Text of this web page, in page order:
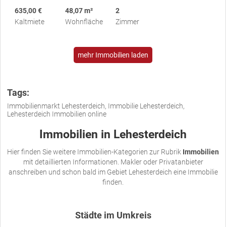
635,00 €
Kaltmiete
48,07 m²
Wohnfläche
2
Zimmer
mehr Immobilien laden
Tags:
Immobilienmarkt Lehesterdeich, Immobilie Lehesterdeich,
Lehesterdeich Immobilien online
Immobilien in Lehesterdeich
Hier finden Sie weitere Immobilien-Kategorien zur Rubrik Immobilien
mit detaillierten Informationen. Makler oder Privatanbieter
anschreiben und schon bald im Gebiet Lehesterdeich eine Immobilie
finden.
Städte im Umkreis